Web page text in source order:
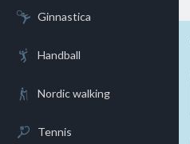
Ginnastica
Handball
Nordic walking
Tennis